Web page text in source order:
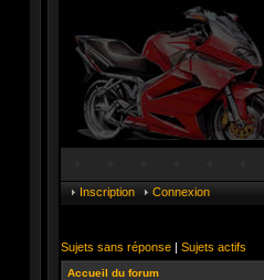
Inscription Connexion
Sujets sans réponse | Sujets actifs
Accueil du forum